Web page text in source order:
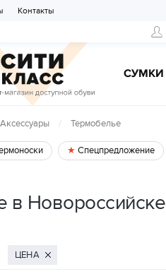
CУМКИ
Контакты
Аксессуары Термобелье
Спецпредложение
в Новороссийске
ЦЕНА